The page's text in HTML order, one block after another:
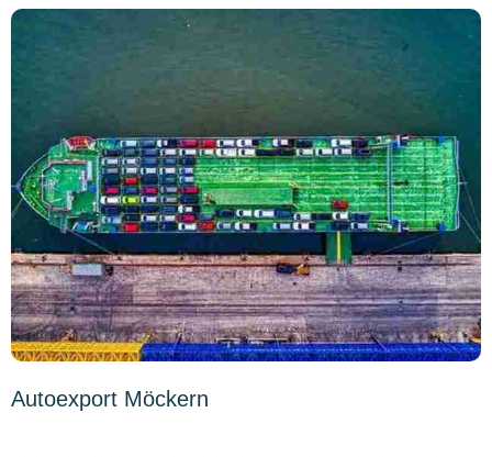
Autoexport Möckern